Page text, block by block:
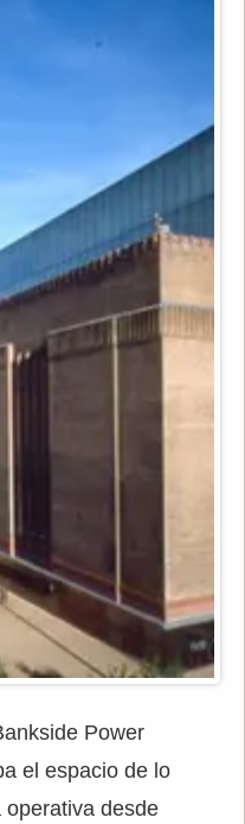
Power
el espacio de lo
desde